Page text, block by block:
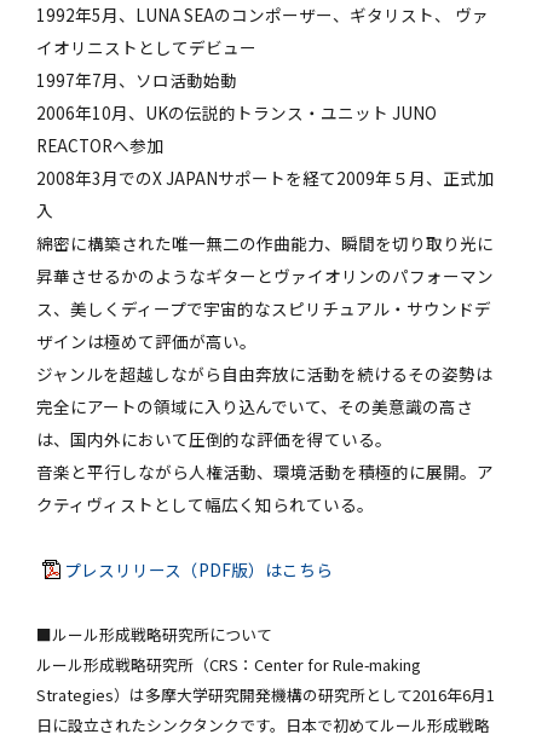
1992年5月、LUNA SEAのコンポーザー、ギタリスト、 ヴァ
イオリニストとしてデビュー
1997年7月、ソロ活動始動
2006年10月、UKの伝説的トランス・ユニット JUNO
REACTORへ参加
2008年3月でのX JAPANサポートを経て2009年５月、正式加
入
綿密に構築された唯一無二の作曲能力、瞬間を切り取り光に
昇華させるかのようなギターとヴァイオリンのパフォーマン
ス、美しくディープで宇宙的なスピリチュアル・サウンドデ
ザインは極めて評価が高い。
ジャンルを超越しながら自由奔放に活動を続けるその姿勢は
完全にアートの領域に入り込んでいて、その美意識の高さ
は、国内外において圧倒的な評価を得ている。
音楽と平行しながら人権活動、環境活動を積極的に展開。ア
クティヴィストとして幅広く知られている。
プレスリリース（PDF版）はこちら
■ルール形成戦略研究所について
ルール形成戦略研究所（CRS：Center for Rule-making
Strategies）は多摩大学研究開発機構の研究所として2016年6月1
日に設立されたシンクタンクです。日本で初めてルール形成戦略